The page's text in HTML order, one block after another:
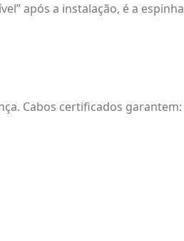
após a instalação, é a espinha
Cabos certificados garantem: